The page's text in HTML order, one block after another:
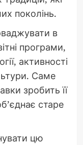
поколінь.
в
програми,
активності
Саме
зробить її
старе
цю